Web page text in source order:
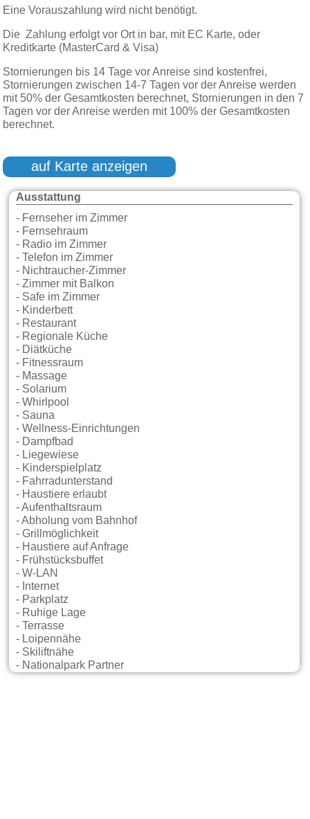
Eine Vorauszahlung wird nicht benötigt.
Die Zahlung erfolgt vor Ort in bar, mit EC Karte, oder
Kreditkarte (MasterCard & Visa)
Stornierungen bis 14 Tage vor Anreise sind kostenfrei,
Stornierungen zwischen 14-7 Tagen vor der Anreise werden
mit 50% der Gesamtkosten berechnet, Stornierungen in den 7
Tagen vor der Anreise werden mit 100% der Gesamtkosten
berechnet.
auf Karte anzeigen
Ausstattung
- Fernseher im Zimmer
- Fernsehraum
- Radio im Zimmer
- Telefon im Zimmer
- Nichtraucher-Zimmer
- Zimmer mit Balkon
- Safe im Zimmer
- Kinderbett
- Restaurant
- Regionale Küche
- Diätküche
- Fitnessraum
- Massage
- Solarium
- Whirlpool
- Sauna
- Wellness-Einrichtungen
- Dampfbad
- Liegewiese
- Kinderspielplatz
- Fahrradunterstand
- Haustiere erlaubt
- Aufenthaltsraum
- Abholung vom Bahnhof
- Grillmöglichkeit
- Haustiere auf Anfrage
- Frühstücksbuffet
- W-LAN
- Internet
- Parkplatz
- Ruhige Lage
- Terrasse
- Loipennähe
- Skiliftnähe
- Nationalpark Partner